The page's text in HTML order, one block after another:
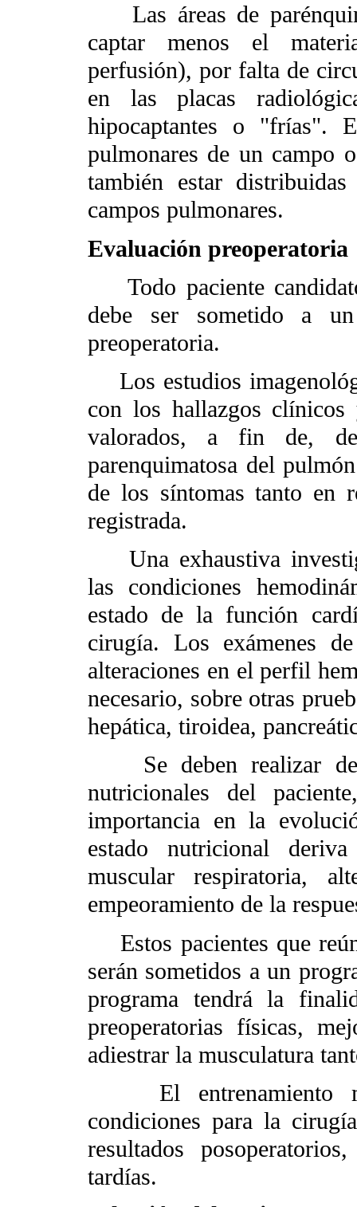
Las áreas de
captar menos el
perfusión), por falta de
en las placas
hipocaptantes o "frías".
pulmonares de un campo
también estar
campos pulmonares.
Evaluación preoperatoria
Todo paciente
debe ser sometido a
preoperatoria.
Los estudios
con los hallazgos
valorados, a fin de,
parenquimatosa del
de los síntomas tanto en
registrada.
Una exhaustiva
las condiciones
estado de la función
cirugía. Los exámenes
alteraciones en el perfil
necesario, sobre otras
hepática, tiroidea,
Se deben realizar
nutricionales del
importancia en la
estado nutricional
muscular respiratoria,
empeoramiento de la
Estos pacientes que
serán sometidos a un
programa tendrá la
preoperatorias físicas,
adiestrar la musculatura
El entrenamiento
condiciones para la
resultados
tardías.